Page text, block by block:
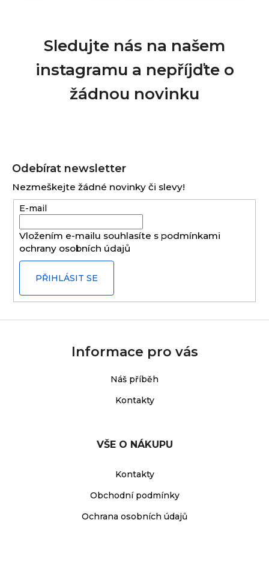
Sledujte nás na našem
instagramu a nepříjďte o
žádnou novinku
Odebírat newsletter
Nezmeškejte žádné novinky či slevy!
E-mail
Vložením e-mailu souhlasíte s podmínkami
ochrany osobních údajů
PŘIHLÁSIT SE
Informace pro vás
Náš příběh
Kontakty
VŠE O NÁKUPU
Kontakty
Obchodní podmínky
Ochrana osobních údajů